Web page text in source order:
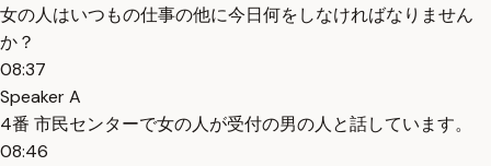
女の人はいつもの仕事の他に今日何をしなければなりません
か？
08:37
Speaker A
4番 市民センターで女の人が受付の男の人と話しています。
08:46